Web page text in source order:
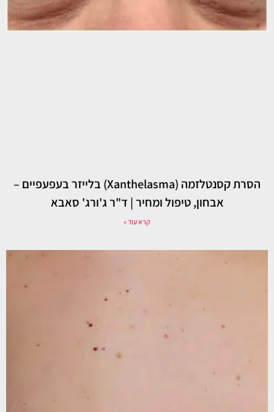
הסרת קסנטלזמה (Xanthelasma) בלייזר בעפעפיים –
אבחון, טיפול ומחיר | ד"ר ג'ורג' סאבא
קרא עוד »